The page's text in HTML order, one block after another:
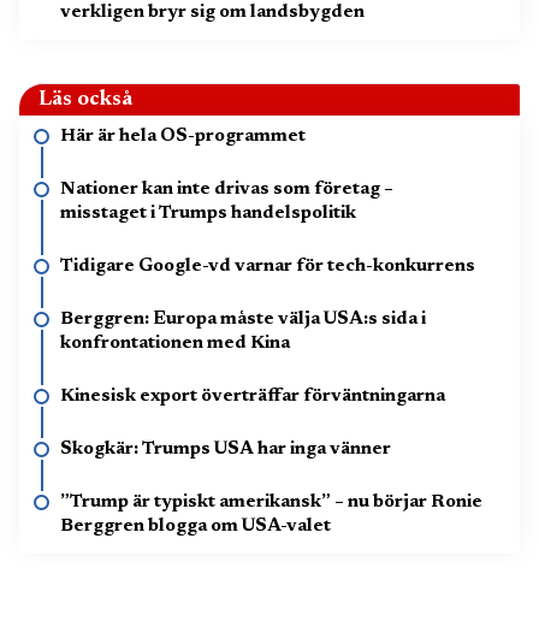
verkligen bryr sig om landsbygden
Läs också
Här är hela OS-programmet
Nationer kan inte drivas som företag –
misstaget i Trumps handelspolitik
Tidigare Google-vd varnar för tech-konkurrens
Berggren: Europa måste välja USA:s sida i
konfrontationen med Kina
Kinesisk export överträffar förväntningarna
Skogkär: Trumps USA har inga vänner
”Trump är typiskt amerikansk” – nu börjar Ronie
Berggren blogga om USA-valet